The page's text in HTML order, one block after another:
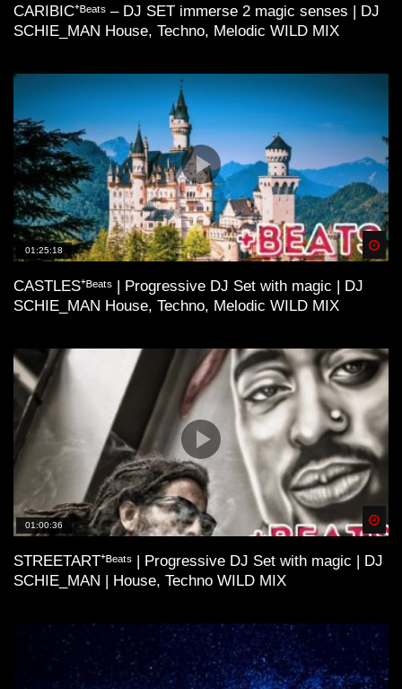
CARIBIC⁺ᴮᵉᵃᵗˢ – DJ SET immerse 2 magic senses | DJ
SCHIE_MAN House, Techno, Melodic WILD MIX
01:25:18
CASTLES⁺ᴮᵉᵃᵗˢ | Progressive DJ Set with magic | DJ
SCHIE_MAN House, Techno, Melodic WILD MIX
01:00:36
STREETART⁺ᴮᵉᵃᵗˢ | Progressive DJ Set with magic | DJ
SCHIE_MAN | House, Techno WILD MIX